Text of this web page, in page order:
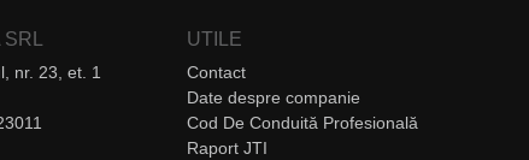
nr. 23, et. 1
UTILE
Contact
Date despre companie
Cod De Conduită Profesională
Raport JTI